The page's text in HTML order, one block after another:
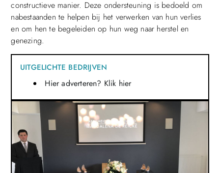
constructieve manier. Deze ondersteuning is bedoeld om
nabestaanden te helpen bij het verwerken van hun verlies
en om hen te begeleiden op hun weg naar herstel en
genezing.
UITGELICHTE BEDRIJVEN
Hier adverteren? Klik hier